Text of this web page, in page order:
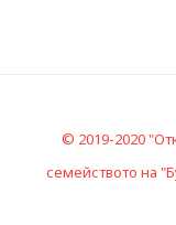
© 2019-2020
семейството на